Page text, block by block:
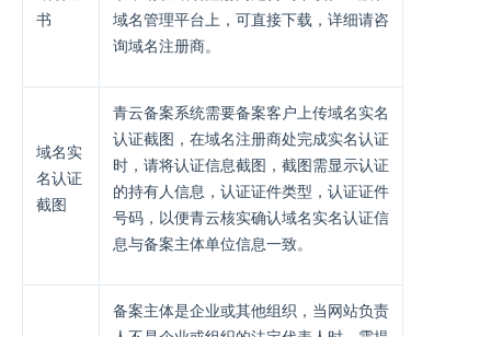
书
域名管理平台上，可直接下载，详细请咨
询域名注册商。
域名实
名认证
截图
青云备案系统需要备案客户上传域名实名
认证截图，在域名注册商处完成实名认证
时，请将认证信息截图，截图需显示认证
的持有人信息，认证证件类型，认证证件
号码，以便青云核实确认域名实名认证信
息与备案主体单位信息一致。
备案主体是企业或其他组织，当网站负责